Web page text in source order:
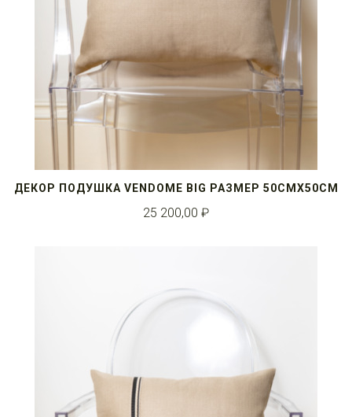
ДЕКОР ПОДУШКА VENDOME BIG РАЗМЕР 50СМX50СМ
25 200,00 ₽